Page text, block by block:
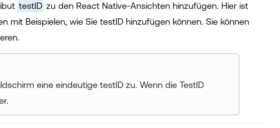
testID zu den React Native-Ansichten hinzufügen. Hier ist
mit Beispielen, wie Sie testID hinzufügen können. Sie können
eine eindeutige testID zu. Wenn die TestID